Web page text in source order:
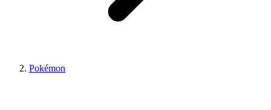
Pokémon